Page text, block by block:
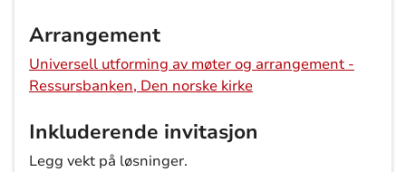
Arrangement
Universell utforming av møter og arrangement -
Ressursbanken, Den norske kirke
Inkluderende invitasjon
Legg vekt på løsninger.